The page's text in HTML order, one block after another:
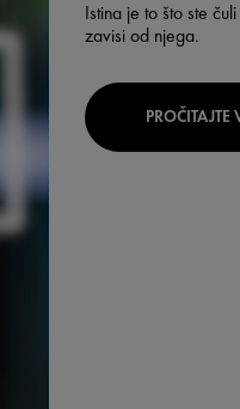
Istina je to što ste
zavisi od njega.
PROČITAJTE